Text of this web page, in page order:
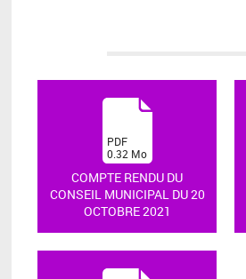
COMPTE RENDU DU
CONSEIL MUNICIPAL DU 20
OCTOBRE 2021
(PDF
0.32 Mo
)